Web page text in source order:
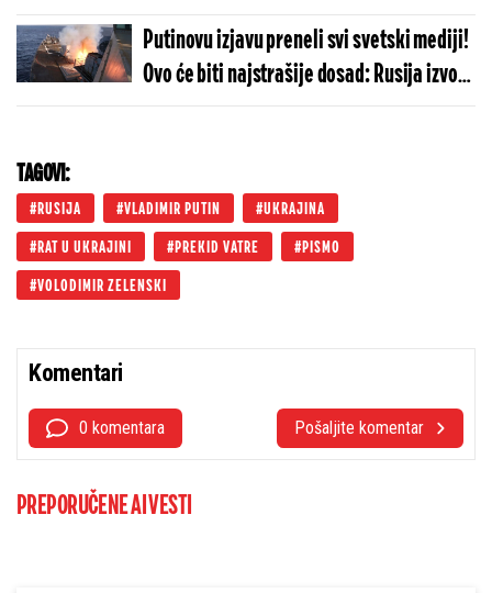
izveštaj, a onda - šok
Putinovu izjavu preneli svi svetski mediji!
Ovo će biti najstrašije dosad: Rusija izvodi
pakleni manevar protiv kojeg odbrana ne
TAGOVI:
RUSIJA VLADIMIR PUTIN UKRAJINA
RAT U UKRAJINI PREKID VATRE PISMO
VOLODIMIR ZELENSKI
Komentari
0 komentara Pošaljite komentar
PREPORUČENE AI VESTI